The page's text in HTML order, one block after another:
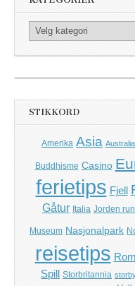
Kategorier
STIKKORD
Amerika Asia Australia
Buddhisme Casino
ferietips Fjell
Gåtur Italia Jorden
Museum Nasjonalpark
reisetips
Spill Storbritannia